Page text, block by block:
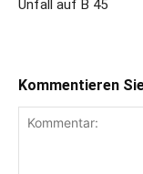
Unfall auf B 45
Kommentieren